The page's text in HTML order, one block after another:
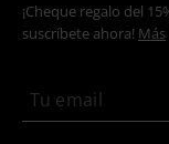
¡Cheque regalo del
suscríbete ahora! Más